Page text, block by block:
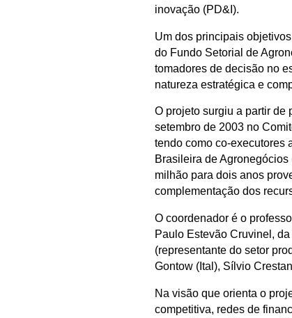
inovação (PD&I).
Um dos principais
do Fundo Setorial de
tomadores de decisão no
natureza estratégica e
O projeto surgiu a partir de
setembro de 2003 no
tendo como co-executores
Brasileira de
milhão para dois anos
complementação dos
O coordenador é o
Paulo Estevão Cruvinel,
(representante do setor
Gontow (Ital), Sílvio
Na visão que orienta o
competitiva, redes de